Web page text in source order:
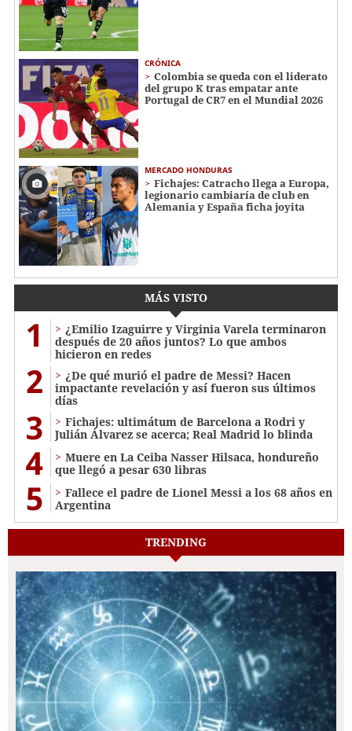
CRÓNICA
Colombia se queda con el liderato
del grupo K tras empatar ante
Portugal de CR7 en el Mundial 2026
MERCADO HONDURAS
Fichajes: Catracho llega a Europa,
legionario cambiaría de club en
Alemania y España ficha joyita
MÁS VISTO
1
¿Emilio Izaguirre y Virginia Varela terminaron
después de 20 años juntos? Lo que ambos
hicieron en redes
2
¿De qué murió el padre de Messi? Hacen
impactante revelación y así fueron sus últimos
días
3
Fichajes: ultimátum de Barcelona a Rodri y
Julián Álvarez se acerca; Real Madrid lo blinda
4
Muere en La Ceiba Nasser Hilsaca, hondureño
que llegó a pesar 630 libras
5
Fallece el padre de Lionel Messi a los 68 años en
Argentina
TRENDING